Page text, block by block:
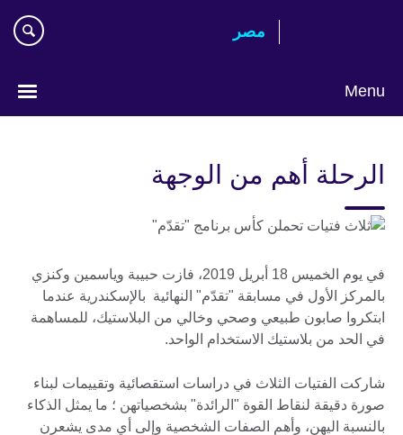
مصر‎
Menu
الرحلة أهم من الوجهة
في يوم الخميس 18 أبريل 2019، فازت حبيبة وياسمين وكنزي
بالمركز الأول في مسابقة "تقدّم" النهائية بالإسكندرية عندما
ابتكروا صابون طبيعي وصحي وخالي من البلاستيك، للمساهمة
في الحد من بلاستيك الاستخدام الواحد.
شاركت الفتيات الثلاث في دراسات استقصائية وتقييمات لبناء
صورة دقيقة لنقاط القوة "الرائدة" بشخصياتهن ؛ ما يمثل الذكاء
بالنسبة اليهن، وأهم الصفات الشخصية وإلى أي مدى يشعرن